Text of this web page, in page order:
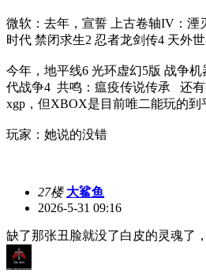
微软：去年，宣誓 上古卷轴IV：湮
时代 禁闭求生2 忍者龙剑传4 天外
今年，地平线6 光环虚幻5版 战争
代战争4 共鸣：瘟疫传说传承 还
xgp，但XBOX是目前唯二能玩的到
玩家：她说的没错
27楼 大鲨鱼
2026-5-31 09:16
缺了那张丑脸就没了白皮的灵魂了